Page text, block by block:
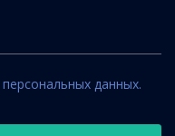
персональных данных.